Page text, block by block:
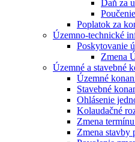
Daň za
Poplatok za
Územno-technické
Poskytovanie
Zmena
Územné a stavebné
Územné
Stavebné
Ohlásenie
Kolaudačné
Zmena
Zmena stavby